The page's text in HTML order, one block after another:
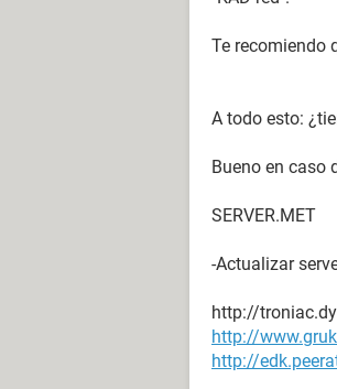
Te recomiendo
A todo esto:
Bueno en caso
SERVER.MET
-Actualizar
http://
http://
http://